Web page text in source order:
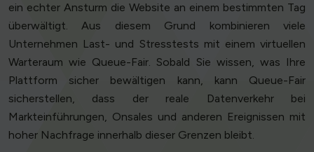
ein echter Ansturm die Website an einem bestimmten Tag
überwältigt. Aus diesem Grund kombinieren viele
Unternehmen Last- und Stresstests mit einem virtuellen
Warteraum wie Queue-Fair. Sobald Sie wissen, was Ihre
Plattform sicher bewältigen kann, kann Queue-Fair
sicherstellen, dass der reale Datenverkehr bei
Markteinführungen, Onsales und anderen Ereignissen mit
hoher Nachfrage innerhalb dieser Grenzen bleibt.